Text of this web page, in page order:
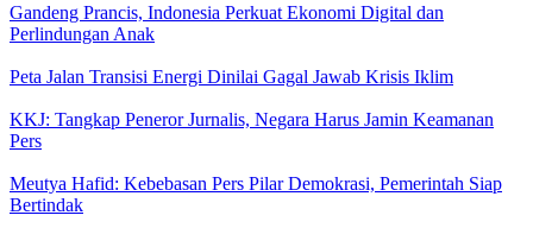
Gandeng Prancis, Indonesia Perkuat Ekonomi Digital dan
Perlindungan Anak
Peta Jalan Transisi Energi Dinilai Gagal Jawab Krisis Iklim
KKJ: Tangkap Peneror Jurnalis, Negara Harus Jamin Keamanan
Pers
Meutya Hafid: Kebebasan Pers Pilar Demokrasi, Pemerintah Siap
Bertindak